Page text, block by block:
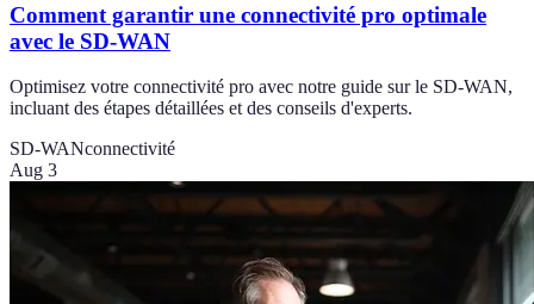
Comment garantir une connectivité pro optimale
avec le SD-WAN
Optimisez votre connectivité pro avec notre guide sur le SD-WAN,
incluant des étapes détaillées et des conseils d'experts.
SD-WANconnectivité
Aug 3